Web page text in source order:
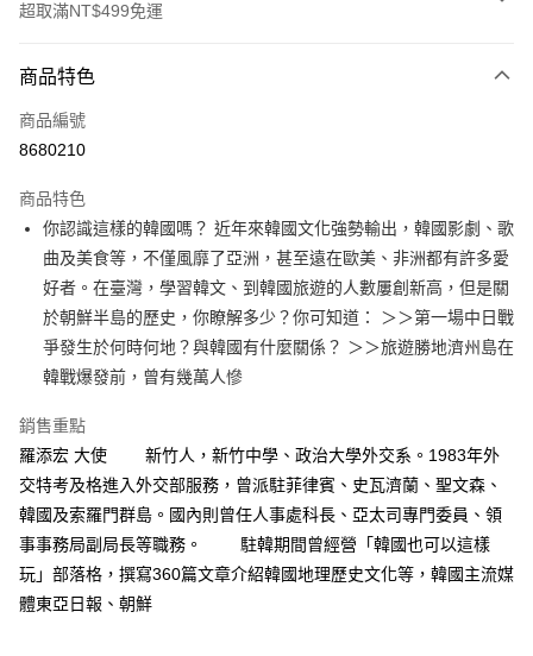
超取滿NT$499免運
信用卡一次付款
ATM付款
運送方式
付款後全家取貨
每筆NT$60，滿NT$499(含以上)免運費
付款後7-11取貨
每筆NT$60，滿NT$499(含以上)免運費
宅配
每筆NT$100，滿NT$499(含以上)免運費
商品特色
商品編號
8680210
商品特色
你認識這樣的韓國嗎？ 近年來韓國文化強勢輸出，韓國影劇、歌
曲及美食等，不僅風靡了亞洲，甚至遠在歐美、非洲都有許多愛
好者。在臺灣，學習韓文、到韓國旅遊的人數屢創新高，但是關
於朝鮮半島的歷史，你瞭解多少？你可知道： ＞＞第一場中日戰
爭發生於何時何地？與韓國有什麼關係？ ＞＞旅遊勝地濟州島在
韓戰爆發前，曾有幾萬人慘
銷售重點
羅添宏 大使 新竹人，新竹中學、政治大學外交系。1983年外
交特考及格進入外交部服務，曾派駐菲律賓、史瓦濟蘭、聖文森、
韓國及索羅門群島。國內則曾任人事處科長、亞太司專門委員、領
事事務局副局長等職務。 駐韓期間曾經營「韓國也可以這樣
玩」部落格，撰寫360篇文章介紹韓國地理歷史文化等，韓國主流媒
體東亞日報、朝鮮